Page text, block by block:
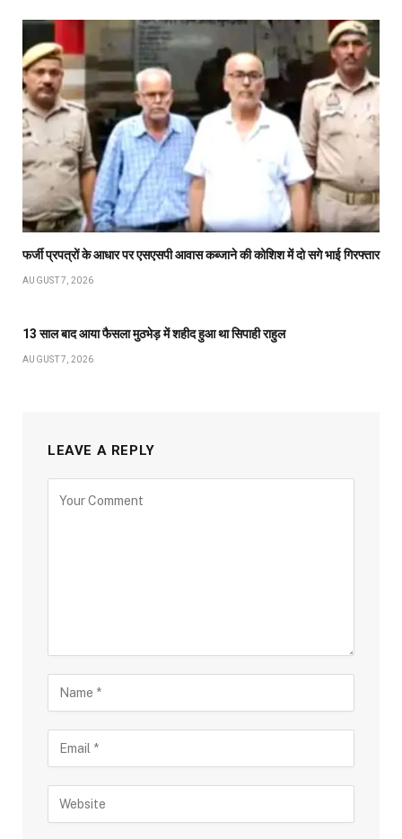
फर्जी प्रपत्रों के आधार पर एसएसपी आवास कब्जाने की कोशिश में दो सगे भाई गिरफ्तार
AUGUST 7, 2026
13 साल बाद आया फैसला मुठभेड़ में शहीद हुआ था सिपाही राहुल
AUGUST 7, 2026
LEAVE A REPLY